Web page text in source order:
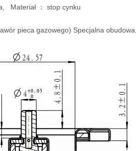
łodyga,
nierdzewna
pieca gazowego) Specjalna